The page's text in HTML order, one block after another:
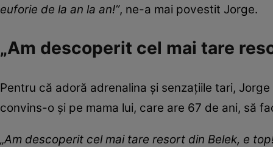
euforie de la an la an!”, ne-a mai povestit Jorge.
„Am descoperit cel mai tare
Pentru că adoră adrenalina și senzațiile tari,
convins-o și pe mama lui, care are 67 de ani, să
„Am descoperit cel mai tare resort din Belek, e